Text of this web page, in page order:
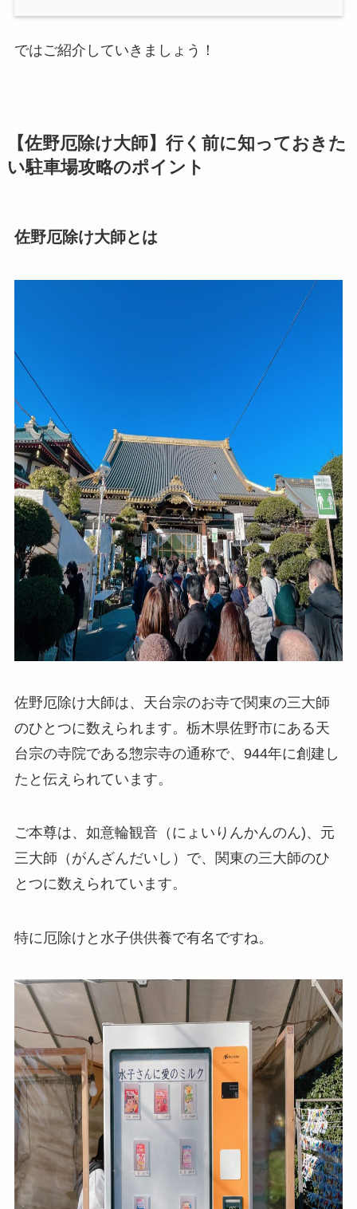
ではご紹介していきましょう！
【佐野厄除け大師】行く前に知っておきた
い駐車場攻略のポイント
佐野厄除け大師とは
佐野厄除け大師は、天台宗のお寺で関東の三大師
のひとつに数えられます。栃木県佐野市にある天
台宗の寺院である惣宗寺の通称で、944年に創建し
たと伝えられています。
ご本尊は、如意輪観音（にょいりんかんのん)、元
三大師（がんざんだいし）で、関東の三大師のひ
とつに数えられています。
特に厄除けと水子供供養で有名ですね。